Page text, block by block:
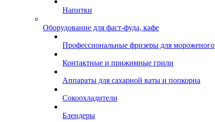
Напитки
Оборудование для фаст-фуда, кафе
Профессиональные фризеры для мороженого
Контактные и прижимные грили
Аппараты для сахарной ваты и попкорна
Сокоохладители
Блендеры